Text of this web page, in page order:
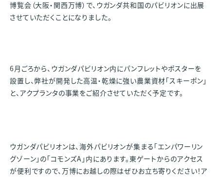
博覧会（大阪・関西万博）で、ウガンダ共和国のパビリオンに出展
させていただくことになりました。
6月ごろから、ウガンダパビリオン内にパンフレットやポスターを
設置し、弊社が開発した高温・乾燥に強い農業資材「スキーポン」
と、アクプランタの事業をご紹介させていただく予定です。
ウガンダパビリオンは、海外パビリオンが集まる「エンパワーリン
グゾーン」の「コモンズA」内にあります。東ゲートからのアクセス
が便利ですので、万博にお越しの際はぜひお立ち寄りください！ア